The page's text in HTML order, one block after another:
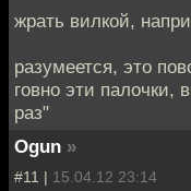
жрать вилкой,
разумеется, это
говно эти палочки,
раз"
Ogun »
#11 | 15.04.12 23:14